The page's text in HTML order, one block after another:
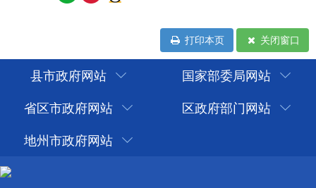
打印本页 关闭窗口
县市政府网站
国家部委局网站
省区市政府网站
区政府部门网站
地州市政府网站